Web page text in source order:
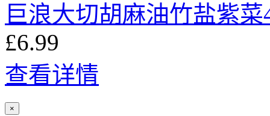
巨浪大切胡麻油竹盐紫菜
£6.99
查看详情
×